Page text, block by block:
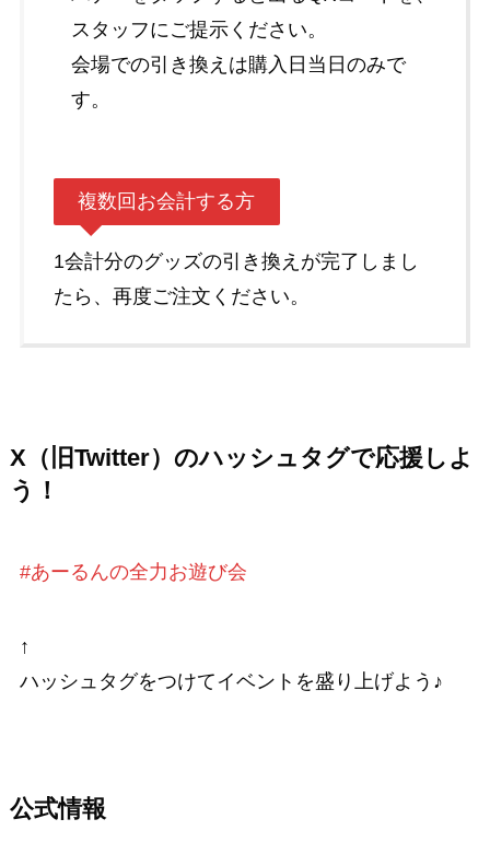
スタッフにご提示ください。
会場での引き換えは購入日当日のみで
す。
複数回お会計する方
1会計分のグッズの引き換えが完了しまし
たら、再度ご注文ください。
X（旧Twitter）のハッシュタグで応援しよ
う！
#あーるんの全力お遊び会
↑
ハッシュタグをつけてイベントを盛り上げよう♪
公式情報